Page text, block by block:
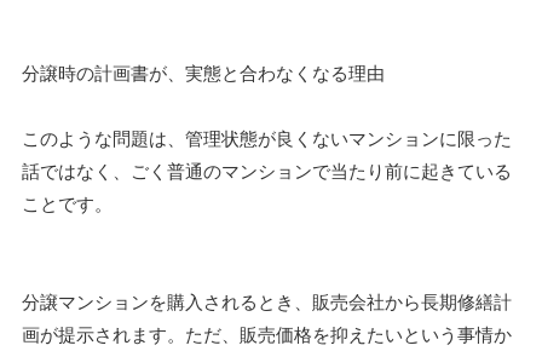
分譲時の計画書が、実態と合わなくなる理由
このような問題は、管理状態が良くないマンションに限った
話ではなく、ごく普通のマンションで当たり前に起きている
ことです。
分譲マンションを購入されるとき、販売会社から長期修繕計
画が提示されます。ただ、販売価格を抑えたいという事情か